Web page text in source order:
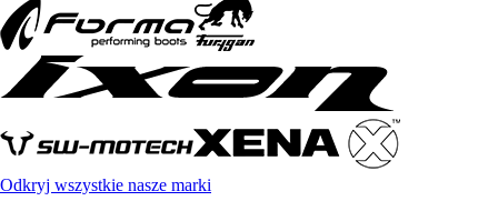
Odkryj wszystkie nasze marki